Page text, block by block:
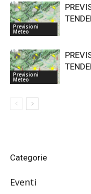
Previsioni
Meteo
Previsioni
Meteo
Categorie
Eventi